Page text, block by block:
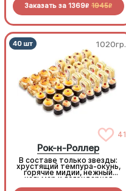
Заказать за 1369R 1945R
1020гр.
41
Рок-н-Роллер
В составе только звезды:
хрустящий темпура-окунь,
горячие мидии, нежный
кальмар и легендарная